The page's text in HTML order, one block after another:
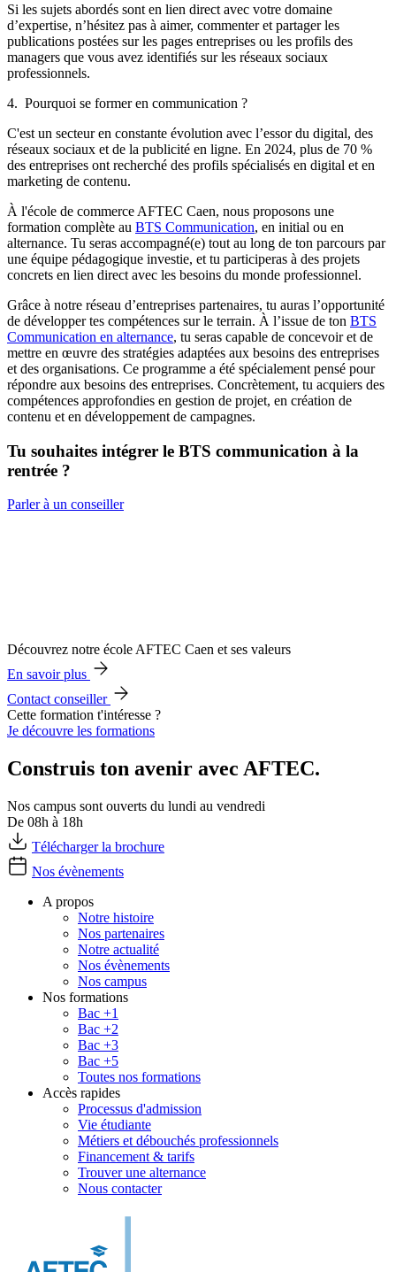
Si les sujets abordés sont en lien direct avec votre domaine
d’expertise, n’hésitez pas à aimer, commenter et partager les
publications postées sur les pages entreprises ou les profils des
managers que vous avez identifiés sur les réseaux sociaux
professionnels.
4. Pourquoi se former en communication ?
C'est un secteur en constante évolution avec l’essor du digital, des
réseaux sociaux et de la publicité en ligne. En 2024, plus de 70 %
des entreprises ont recherché des profils spécialisés en digital et en
marketing de contenu.
À l'école de commerce AFTEC Caen, nous proposons une
formation complète au BTS Communication, en initial ou en
alternance. Tu seras accompagné(e) tout au long de ton parcours par
une équipe pédagogique investie, et tu participeras à des projets
concrets en lien direct avec les besoins du monde professionnel.
Grâce à notre réseau d’entreprises partenaires, tu auras l’opportunité
de développer tes compétences sur le terrain. À l’issue de ton BTS
Communication en alternance, tu seras capable de concevoir et de
mettre en œuvre des stratégies adaptées aux besoins des entreprises
et des organisations. Ce programme a été spécialement pensé pour
répondre aux besoins des entreprises. Concrètement, tu acquiers des
compétences approfondies en gestion de projet, en création de
contenu et en développement de campagnes.
Tu souhaites intégrer le BTS communication à la
rentrée ?
Parler à un conseiller
Découvrez notre école AFTEC Caen et ses valeurs
En savoir plus
Contact conseiller
Cette formation t'intéresse ?
Je découvre les formations
Construis ton avenir avec AFTEC.
Nos campus sont ouverts du lundi au vendredi
De 08h à 18h
Télécharger la brochure
Nos évènements
A propos
Notre histoire
Nos partenaires
Notre actualité
Nos évènements
Nos campus
Nos formations
Bac +1
Bac +2
Bac +3
Bac +5
Toutes nos formations
Accès rapides
Processus d'admission
Vie étudiante
Métiers et débouchés professionnels
Financement & tarifs
Trouver une alternance
Nous contacter